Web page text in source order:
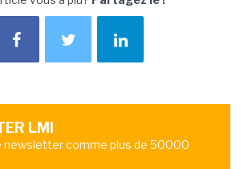
LMI
newsletter comme plus de 50000